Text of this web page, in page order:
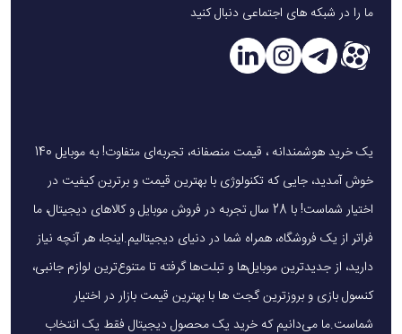
ما را در شبکه های اجتماعی دنبال کنید
یک خرید هوشمندانه ، قیمت منصفانه، تجربه‌ای متفاوت! به موبایل 140
خوش آمدید، جایی که تکنولوژی با بهترین قیمت و برترین کیفیت در
اختیار شماست! با 28 سال تجربه در فروش موبایل و کالاهای دیجیتال، ما
فراتر از یک فروشگاه، همراه شما در دنیای دیجیتالیم.اینجا، هر آنچه نیاز
دارید، از جدیدترین موبایل‌ها و تبلت‌ها گرفته تا متنوع‌ترین لوازم جانبی،
کنسول بازی و بروزترین گجت ها با بهترین قیمت بازار در اختیار
شماست.ما می‌دانیم که خرید یک محصول دیجیتال فقط یک انتخاب